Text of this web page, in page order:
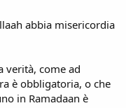
abbia misericordia
verità, come ad
è obbligatoria, o che
in Ramadaan è